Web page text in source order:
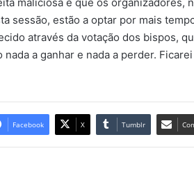
sessão, estão a optar por mais
através da votação dos bispos,
nada a ganhar e nada a perder.
Facebook X Tumblr